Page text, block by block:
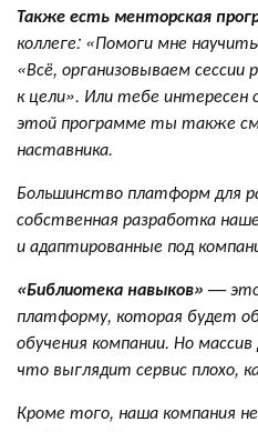
Также есть менторская
коллеге: «Помоги мне
«Всё, организовываем
к цели». Или тебе
этой программе ты также
наставника.
Большинство платформ для
собственная разработка
и адаптированные под
«Библиотека навыков» —
платформу, которая будет
обучения компании. Но
что выглядит сервис плохо,
Кроме того, наша компания